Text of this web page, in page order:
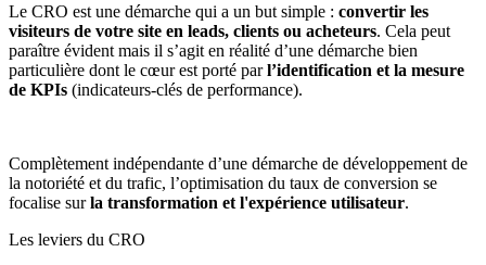
Le CRO est une démarche qui a un but simple : convertir les
visiteurs de votre site en leads, clients ou acheteurs. Cela peut
paraître évident mais il s’agit en réalité d’une démarche bien
particulière dont le cœur est porté parl’identification et la mesure
de KPIs (indicateurs-clés de performance).
Complètement indépendante d’une démarche de développement de
la notoriété et du trafic, l’optimisation du taux de conversion se
focalise surla transformation et l'expérience utilisateur.
Les leviers du CRO